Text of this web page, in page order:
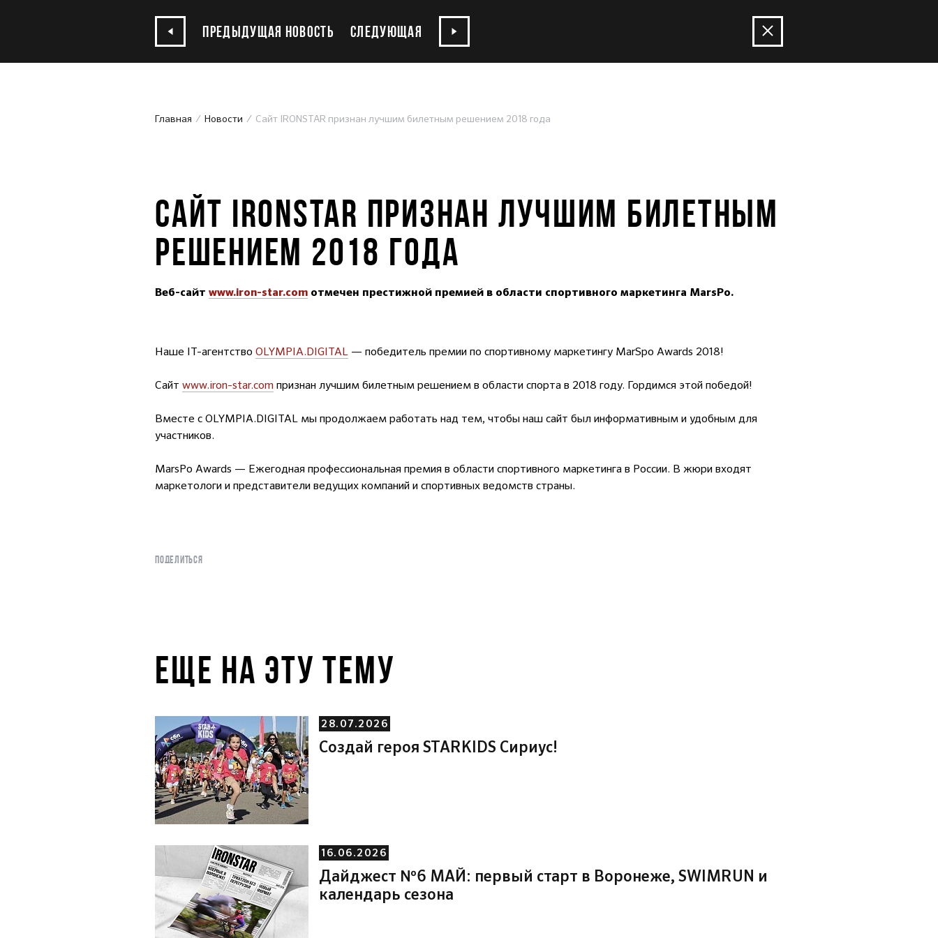
ПРЕДЫДУЩАЯ НОВОСТЬ СЛЕДУЮЩАЯ
Главная Новости Сайт IRONSTAR признан лучшим билетным решением 2018 года
САЙТ IRONSTAR ПРИЗНАН ЛУЧШИМ БИЛЕТНЫМ
РЕШЕНИЕМ 2018 ГОДА
Веб-сайт www.iron-star.com отмечен престижной премией в области спортивного маркетинга MarsPo.
Наше IT-агентство OLYMPIA.DIGITAL — победитель премии по спортивному маркетингу MarSpo Awards 2018!
Сайт www.iron-star.com признан лучшим билетным решением в области спорта в 2018 году. Гордимся этой победой!
Вместе с OLYMPIA.DIGITAL мы продолжаем работать над тем, чтобы наш сайт был информативным и удобным для
участников.
MarsPo Awards — Ежегодная профессиональная премия в области спортивного маркетинга в России. В жюри входят
маркетологи и представители ведущих компаний и спортивных ведомств страны.
ПОДЕЛИТЬСЯ
ЕЩЕ НА ЭТУ ТЕМУ
28.07.2026
Создай героя STARKIDS Сириус!
16.06.2026
Дайджест №6 МАЙ: первый старт в Воронеже, SWIMRUN и
календарь сезона